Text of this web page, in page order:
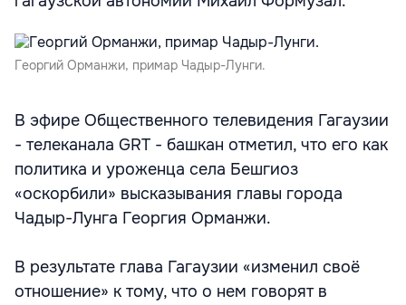
Георгий Орманжи, примар Чадыр-Лунги.
В эфире Общественного телевидения Гагаузии
- телеканала GRT - башкан отметил, что его как
политика и уроженца села Бешгиоз
«оскорбили» высказывания главы города
Чадыр-Лунга Георгия Орманжи.
В результате глава Гагаузии «изменил своё
отношение» к тому, что о нем говорят в